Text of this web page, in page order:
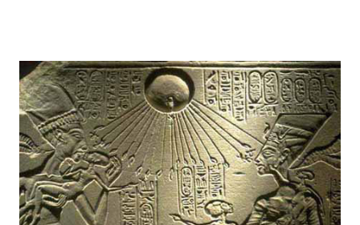
programa que juegue con los efectos de sonido, con
locuciones impactantes, pero a nivel personal, me ha
enganchado. Los temas tratados y las noticias consiguen
despertar esa necesidad de buscar respuestas y esa
necesidad te "obliga" a teclear en Google los temas, las
localizaciones, los casos, los personajes y los misterios.
Por tanto consigue cierta complicidad con los oyentes y